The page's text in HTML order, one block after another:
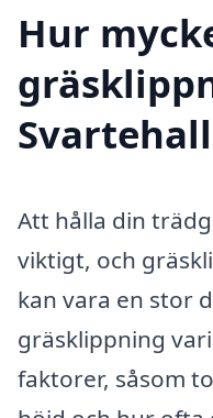
Hur
Att hålla din
viktigt, och
kan vara en stor
gräsklippning
faktorer, såsom